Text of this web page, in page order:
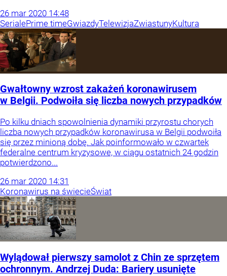
26 mar 2020 14:48
SerialePrime timeGwiazdyTelewizjaZwiastunyKultura
Gwałtowny wzrost zakażeń koronawirusem
w Belgii. Podwoiła się liczba nowych przypadków
Po kilku dniach spowolnienia dynamiki przyrostu chorych
liczba nowych przypadków koronawirusa w Belgii podwoiła
się przez minioną dobę. Jak poinformowało w czwartek
federalne centrum kryzysowe, w ciągu ostatnich 24 godzin
potwierdzono...
26 mar 2020 14:31
Koronawirus na świecieŚwiat
Wylądował pierwszy samolot z Chin ze sprzętem
ochronnym. Andrzej Duda: Bariery usunięte